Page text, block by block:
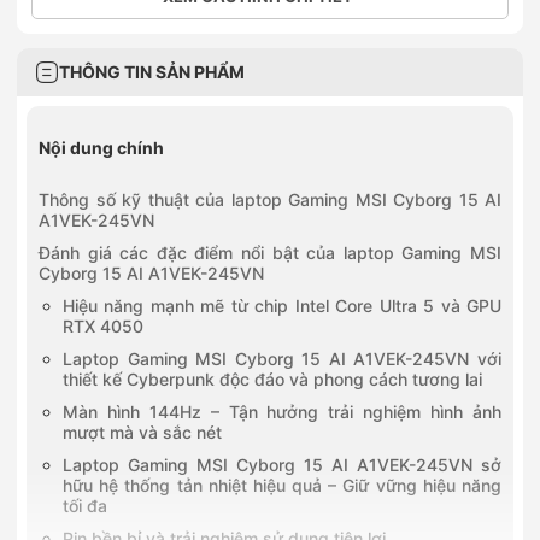
THÔNG TIN SẢN PHẨM
Nội dung chính
Thông số kỹ thuật của laptop Gaming MSI Cyborg 15 AI
A1VEK-245VN
Đánh giá các đặc điểm nổi bật của laptop Gaming MSI
Cyborg 15 AI A1VEK-245VN
Hiệu năng mạnh mẽ từ chip Intel Core Ultra 5 và GPU
RTX 4050
Laptop Gaming MSI Cyborg 15 AI A1VEK-245VN với
thiết kế Cyberpunk độc đáo và phong cách tương lai
Màn hình 144Hz – Tận hưởng trải nghiệm hình ảnh
mượt mà và sắc nét
Laptop Gaming MSI Cyborg 15 AI A1VEK-245VN sở
hữu hệ thống tản nhiệt hiệu quả – Giữ vững hiệu năng
tối đa